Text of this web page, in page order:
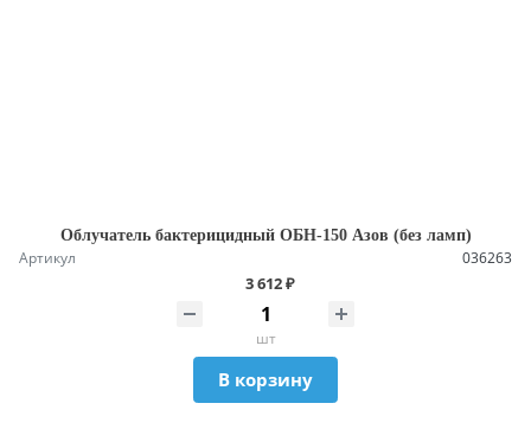
Облучатель бактерицидный ОБН-150 Азов (без ламп)
Артикул 036263
3 612 ₽
шт
В корзину